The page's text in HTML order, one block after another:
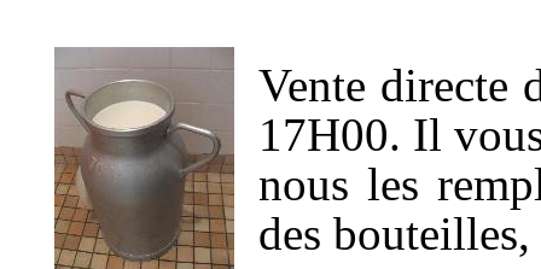
Vente directe
17H00. Il
nous les
des